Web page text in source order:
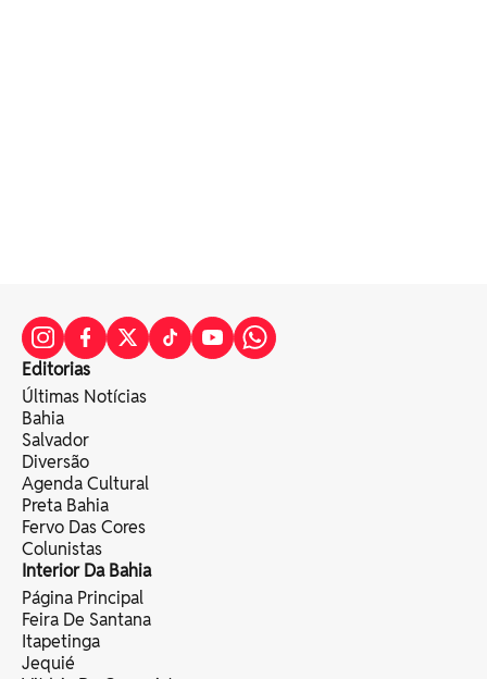
Editorias
Últimas Notícias
Bahia
Salvador
Diversão
Agenda Cultural
Preta Bahia
Fervo Das Cores
Colunistas
Interior Da Bahia
Página Principal
Feira De Santana
Itapetinga
Jequié